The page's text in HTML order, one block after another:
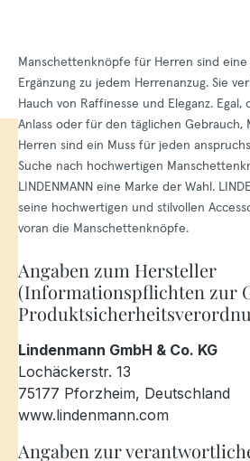
Manschettenknöpfe für Herren sind
Ergänzung zu jedem Herrenanzug. Sie
Hauch von Raffinesse und Eleganz.
Anlass oder für den täglichen Gebrauch,
Herren sind ein Muss für jeden
Suche nach hochwertigen
LINDENMANN eine Marke der Wahl.
seine hochwertigen und stilvollen
voran die Manschettenknöpfe.
Angaben zum Hersteller
(Informationspflichten zur
Lindenmann GmbH & Co. KG
Lochäckerstr. 13
75177 Pforzheim, Deutschland
www.lindenmann.com
Angaben zur